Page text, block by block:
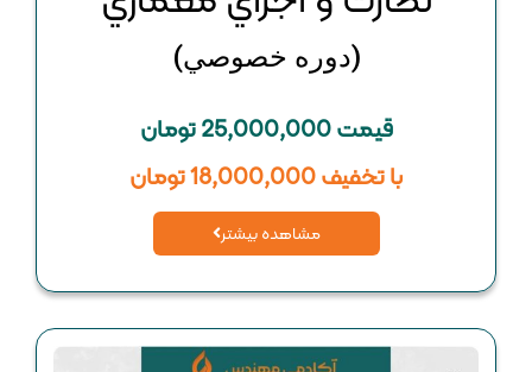
(دوره خصوصي)
قیمت 25,000,000 تومان
با تخفیف 18,000,000 تومان
مشاهده بیشتر